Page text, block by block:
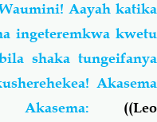
Aayah katika
ingeteremkwa kwetu
shaka tungeifanya
! Akasema
Akasema: ((Leo